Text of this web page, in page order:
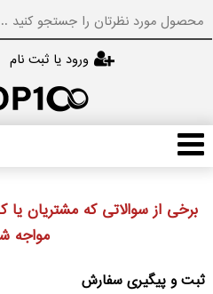
ورود یا ثبت نام
برخی از سوالاتی که مشتریان یا
مواجه
ثبت و پیگیری سفارش